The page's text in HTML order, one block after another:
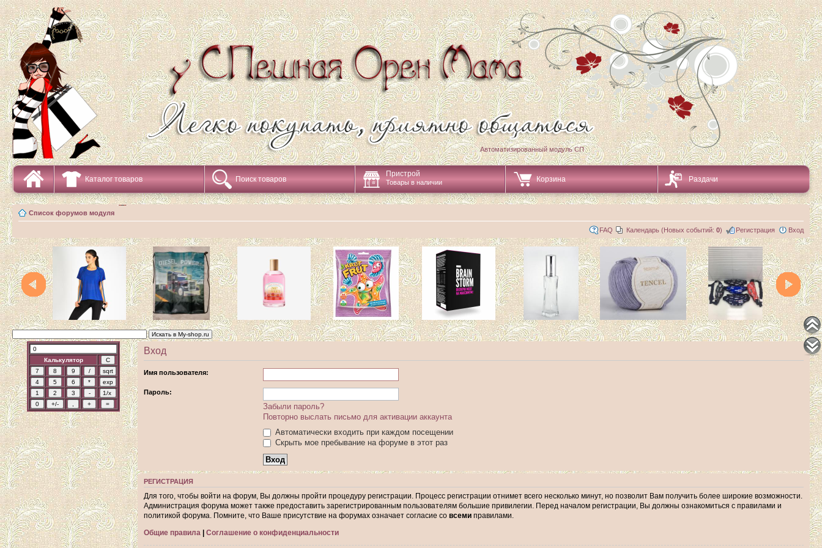
Автоматизированный модуль СП
Каталог товаров Поиск товаров
Пристрой
Товары в наличии Корзина Раздачи
Список форумов модуля
FAQ Календарь (Новых событий: 0) Регистрация Вход
Калькулятор
Вход
Имя пользователя:
Пароль:
Забыли пароль?
Повторно выслать письмо для активации аккаунта
Автоматически входить при каждом посещении
Скрыть мое пребывание на форуме в этот раз
РЕГИСТРАЦИЯ
Для того, чтобы войти на форум, Вы должны пройти процедуру регистрации. Процесс регистрации отнимет всего несколько минут, но позволит Вам получить более широкие возможности.
Администрация форума может также предоставить зарегистрированным пользователям большие привилегии. Перед началом регистрации, Вы должны ознакомиться с правилами и
политикой форума. Помните, что Ваше присутствие на форумах означает согласие со всеми правилами.
Общие правила | Соглашение о конфиденциальности